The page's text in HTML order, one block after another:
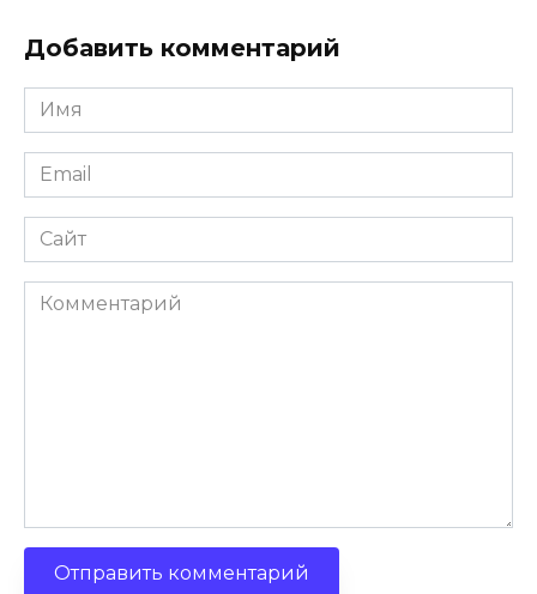
Добавить комментарий
Имя
Email
Сайт
Комментарий